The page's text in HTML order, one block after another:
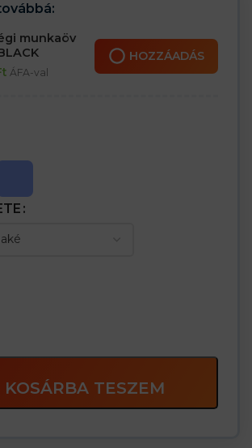
munkaöv
ÁFA-val
HOZZÁADÁS
KOSÁRBA TESZEM